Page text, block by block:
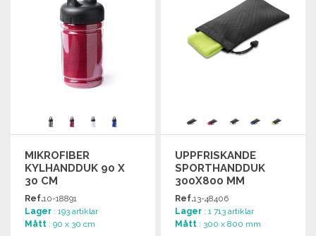
MIKROFIBER
KYLHANDDUK 90 X
30 CM
Ref.10-18891
Lager : 193 artiklar
Mått : 90 x 30 cm
UPPFRISKANDE
SPORTHANDDUK
300X800 MM
Ref.13-48406
Lager : 1 713 artiklar
Mått : 300 x 800 mm